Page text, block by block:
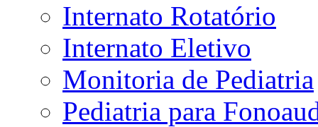
Internato Rotatório
Internato Eletivo
Monitoria de Pediatria
Pediatria para